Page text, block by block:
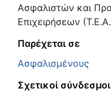
Ασφαλιστών και
Επιχειρήσεων
Παρέχεται σε
Ασφαλισμένους
Σχετικοί σύνδεσμοι